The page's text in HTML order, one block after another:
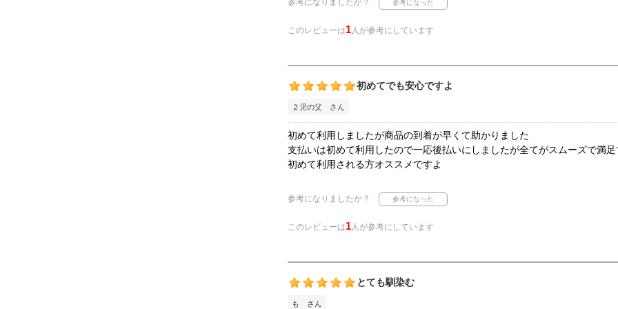
参考になりましたか？
このレビューは1人が参考にしています
初めてでも安心ですよ
２児の父 さん
初めて利用しましたが商品の到着が早くて助かりました
支払いは初めて利用したので一応後払いにしましたが全てがスムーズで満
初めて利用される方オススメですよ
参考になりましたか？
このレビューは1人が参考にしています
とても馴染む
も さん